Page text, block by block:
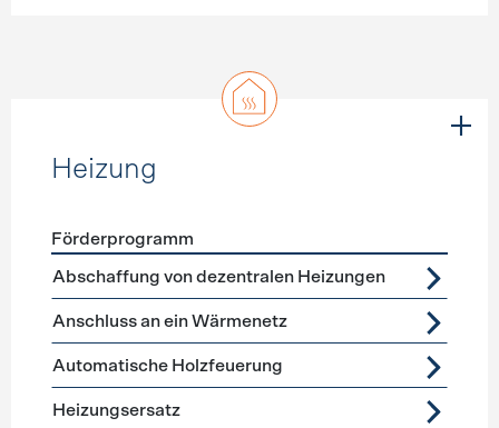
Heizung
Förderprogramme Heizung
Förderprogramm
Abschaffung von dezentralen Heizungen
Anschluss an ein Wärmenetz
Automatische Holzfeuerung
Heizungsersatz